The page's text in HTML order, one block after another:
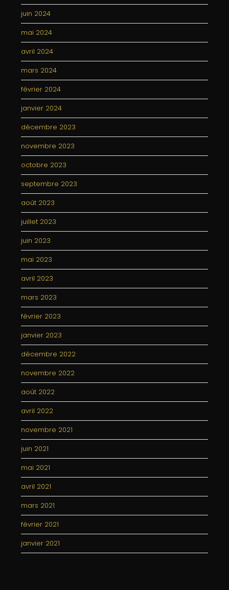
juin 2024
mai 2024
avril 2024
mars 2024
février 2024
janvier 2024
décembre 2023
novembre 2023
octobre 2023
septembre 2023
août 2023
juillet 2023
juin 2023
mai 2023
avril 2023
mars 2023
février 2023
janvier 2023
décembre 2022
novembre 2022
août 2022
avril 2022
novembre 2021
juin 2021
mai 2021
avril 2021
mars 2021
février 2021
janvier 2021